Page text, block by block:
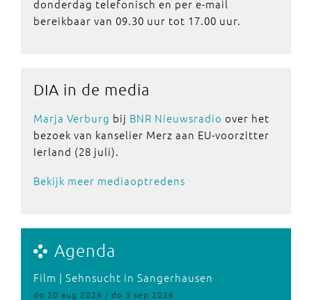
donderdag telefonisch en per e-mail
bereikbaar van 09.30 uur tot 17.00 uur.
DIA in de media
Marja Verburg bij BNR Nieuwsradio over het
bezoek van kanselier Merz aan EU-voorzitter
Ierland (28 juli).
Bekijk meer mediaoptredens
Agenda
Film | Sehnsucht in Sangerhausen
do 20 aug 2026 / do 3 sep 2026